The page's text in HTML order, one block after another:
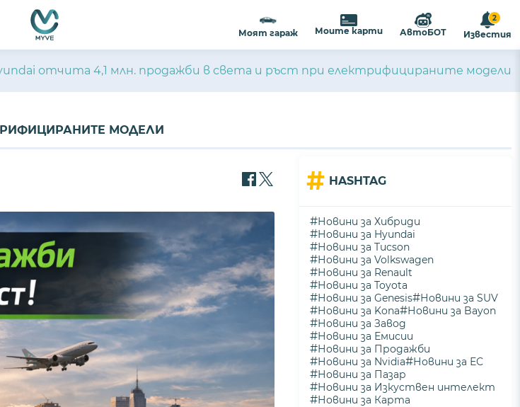
на изживяването, персонализиране на съдържанието и
бисквитки
ПРИЕМАМ
Моят гараж Моите карти АвтоБОТ
2
Известия
отчита 4,1 млн. продажби в света и ръст при електрифицираните модели
МОДЕЛИ
# HASHTAG
#Новини за Хибриди
#Новини за Hyundai
#Новини за Tucson
#Новини за Volkswagen
#Новини за Renault
#Новини за Toyota
#Новини за Genesis#Новини за SUV
#Новини за Kona#Новини за Bayon
#Новини за Завод
#Новини за Емисии
#Новини за Продажби
#Новини за Nvidia#Новини за ЕС
#Новини за Пазар
#Новини за Изкуствен интелект
#Новини за Карта